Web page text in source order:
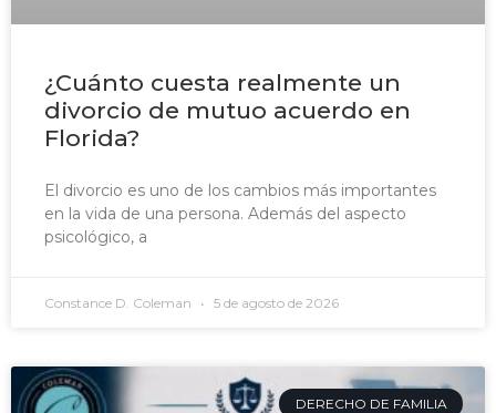
¿Cuánto cuesta realmente un
divorcio de mutuo acuerdo en
Florida?
El divorcio es uno de los cambios más importantes
en la vida de una persona. Además del aspecto
psicológico, a
Constance D. Coleman 5 de agosto de 2026
DERECHO DE FAMILIA